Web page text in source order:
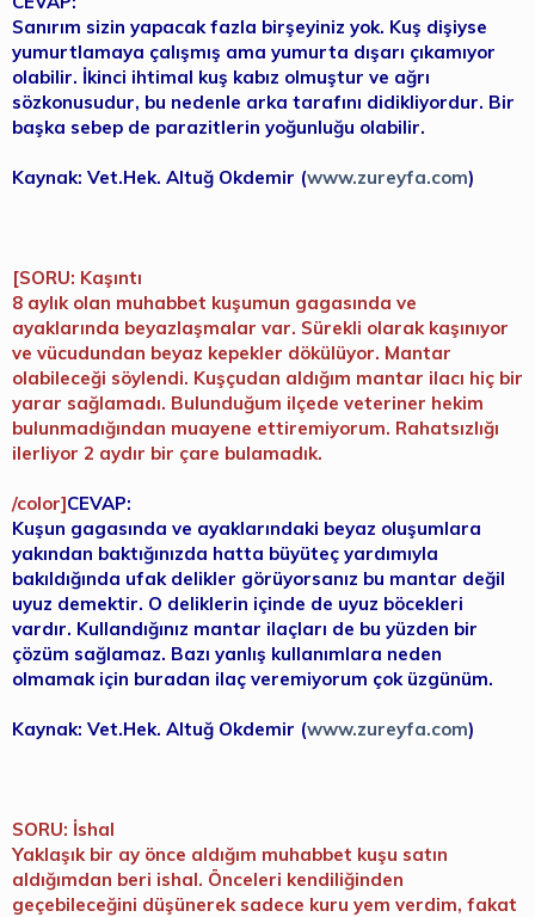
Sanırım sizin yapacak fazla birşeyiniz yok. Kuş dişiyse
yumurtlamaya çalışmış ama yumurta dışarı çıkamıyor
olabilir. İkinci ihtimal kuş kabız olmuştur ve ağrı
sözkonusudur, bu nedenle arka tarafını didikliyordur. Bir
başka sebep de parazitlerin yoğunluğu olabilir.
Kaynak: Vet.Hek. Altuğ Okdemir (www.zureyfa.com)
[SORU: Kaşıntı
8 aylık olan muhabbet kuşumun gagasında ve
ayaklarında beyazlaşmalar var. Sürekli olarak kaşınıyor
ve vücudundan beyaz kepekler dökülüyor. Mantar
olabileceği söylendi. Kuşçudan aldığım mantar ilacı hiç bir
yarar sağlamadı. Bulunduğum ilçede veteriner hekim
bulunmadığından muayene ettiremiyorum. Rahatsızlığı
ilerliyor 2 aydır bir çare bulamadık.
/color]CEVAP:
Kuşun gagasında ve ayaklarındaki beyaz oluşumlara
yakından baktığınızda hatta büyüteç yardımıyla
bakıldığında ufak delikler görüyorsanız bu mantar değil
uyuz demektir. O deliklerin içinde de uyuz böcekleri
vardır. Kullandığınız mantar ilaçları de bu yüzden bir
çözüm sağlamaz. Bazı yanlış kullanımlara neden
olmamak için buradan ilaç veremiyorum çok üzgünüm.
Kaynak: Vet.Hek. Altuğ Okdemir (www.zureyfa.com)
SORU: İshal
Yaklaşık bir ay önce aldığım muhabbet kuşu satın
aldığımdan beri ishal. Önceleri kendiliğinden
geçebileceğini düşünerek sadece kuru yem verdim, fakat